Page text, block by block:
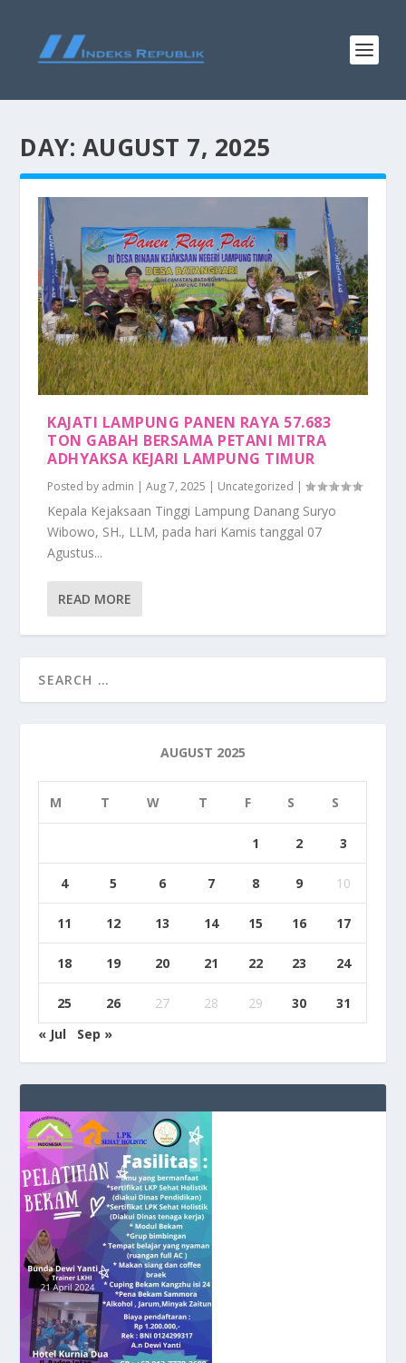
DAY: AUGUST 7, 2025
KAJATI LAMPUNG PANEN RAYA 57.683
TON GABAH BERSAMA PETANI MITRA
ADHYAKSA KEJARI LAMPUNG TIMUR
Posted by admin |Aug 7, 2025 | Uncategorized |
Kepala Kejaksaan Tinggi Lampung Danang Suryo
Wibowo, SH., LLM, pada hari Kamis tanggal 07
Agustus...
READ MORE
AUGUST 2025
M T W T F S S
1 2 3
4 5 6 7 8 9 10
11 12 13 14 15 16 17
18 19 20 21 22 23 24
25 26 27 28 29 30
31
« Jul
Sep »